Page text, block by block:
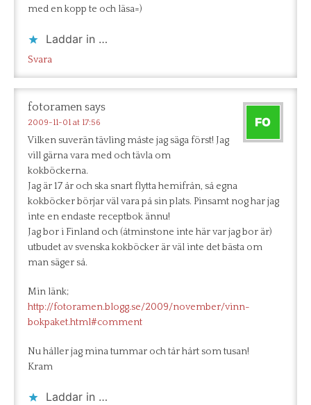
med en kopp te och läsa=)
Laddar in …
Svara
fotoramen says
2009-11-01 at 17:56
Vilken suverän tävling måste jag säga först! Jag
vill gärna vara med och tävla om
kokböckerna.
Jag är 17 år och ska snart flytta hemifrån, så egna
kokböcker börjar väl vara på sin plats. Pinsamt nog har jag
inte en endaste receptbok ännu!
Jag bor i Finland och (åtminstone inte här var jag bor är)
utbudet av svenska kokböcker är väl inte det bästa om
man säger så.
Min länk;
http://fotoramen.blogg.se/2009/november/vinn-
bokpaket.html#comment
Nu håller jag mina tummar och tår hårt som tusan!
Kram
Laddar in …